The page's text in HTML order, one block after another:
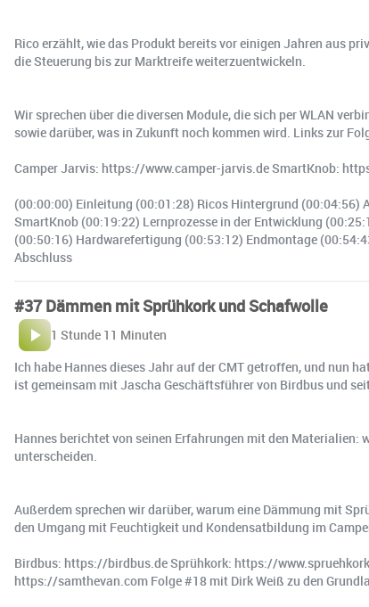
Rico erzählt, wie das Produkt bereits vor einigen Jahren aus
die Steuerung bis zur Marktreife weiterzuentwickeln.
Wir sprechen über die diversen Module, die sich per WLAN
sowie darüber, was in Zukunft noch kommen wird. Links zur
Camper Jarvis: https://www.camper-jarvis.de SmartKnob:
(00:00:00) Einleitung (00:01:28) Ricos Hintergrund
SmartKnob (00:19:22) Lernprozesse in der Entwicklung
(00:50:16) Hardwarefertigung (00:53:12) Endmontage
Abschluss
#37 Dämmen mit Sprühkork und Schafwolle
1 Stunde 11 Minuten
Ich habe Hannes dieses Jahr auf der CMT getroffen, und nun
ist gemeinsam mit Jascha Geschäftsführer von Birdbus und
Hannes berichtet von seinen Erfahrungen mit den Materialien:
unterscheiden.
Außerdem sprechen wir darüber, warum eine Dämmung mit
den Umgang mit Feuchtigkeit und Kondensatbildung im
Birdbus: https://birdbus.de Sprühkork: https://
https://samthevan.com Folge #18 mit Dirk Weiß zu den